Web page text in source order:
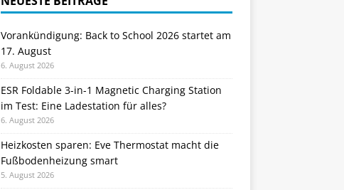
Vorankündigung: Back to School 2026 startet am
17. August
6. August 2026
ESR Foldable 3-in-1 Magnetic Charging Station
im Test: Eine Ladestation für alles?
6. August 2026
Heizkosten sparen: Eve Thermostat macht die
Fußbodenheizung smart
5. August 2026